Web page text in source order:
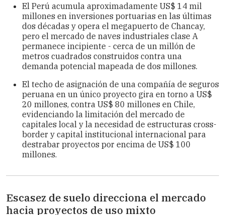
El Perú acumula aproximadamente US$ 14 mil
millones en inversiones portuarias en las últimas
dos décadas y opera el megapuerto de Chancay,
pero el mercado de naves industriales clase A
permanece incipiente - cerca de un millón de
metros cuadrados construidos contra una
demanda potencial mapeada de dos millones.
El techo de asignación de una compañía de seguros
peruana en un único proyecto gira en torno a US$
20 millones, contra US$ 80 millones en Chile,
evidenciando la limitación del mercado de
capitales local y la necesidad de estructuras cross-
border y capital institucional internacional para
destrabar proyectos por encima de US$ 100
millones.
Escasez de suelo direcciona el mercado
hacia proyectos de uso mixto